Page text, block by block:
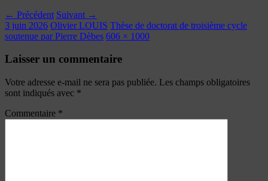
← Précédent Suivant →
3 juin 2026 Olivier LOUIS Thèse de doctorat de troisième cycle
soutenue par Pierre Dèbes 606 × 1000
Laisser un commentaire
Votre adresse e-mail ne sera pas publiée. Les champs obligatoires
sont indiqués avec *
Commentaire *